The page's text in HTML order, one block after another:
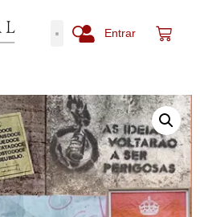
Entrar